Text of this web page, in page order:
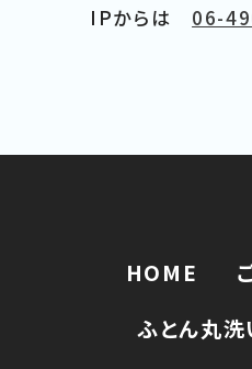
IPからは 06-
HOME
ふとん丸洗